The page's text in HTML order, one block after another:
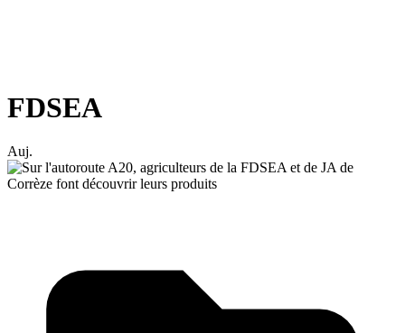
FDSEA
Auj.